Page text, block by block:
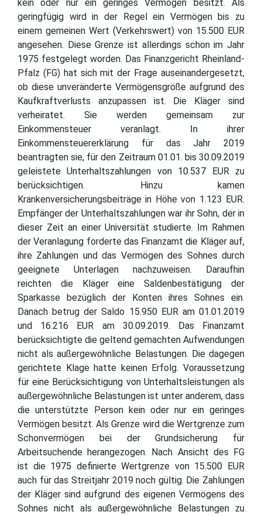
kein oder nur ein geringes Vermögen besitzt. Als
geringfügig wird in der Regel ein Vermögen bis zu
einem gemeinen Wert (Verkehrswert) von 15.500 EUR
angesehen. Diese Grenze ist allerdings schon im Jahr
1975 festgelegt worden. Das Finanzgericht Rheinland-
Pfalz (FG) hat sich mit der Frage auseinandergesetzt,
ob diese unveränderte Vermögensgröße aufgrund des
Kaufkraftverlusts anzupassen ist. Die Kläger sind
verheiratet. Sie werden gemeinsam zur
Einkommensteuer veranlagt. In ihrer
Einkommensteuererklärung für das Jahr 2019
beantragten sie, für den Zeitraum 01.01. bis 30.09.2019
geleistete Unterhaltszahlungen von 10.537 EUR zu
berücksichtigen. Hinzu kamen
Krankenversicherungsbeiträge in Höhe von 1.123 EUR.
Empfänger der Unterhaltszahlungen war ihr Sohn, der in
dieser Zeit an einer Universität studierte. Im Rahmen
der Veranlagung forderte das Finanzamt die Kläger auf,
ihre Zahlungen und das Vermögen des Sohnes durch
geeignete Unterlagen nachzuweisen. Daraufhin
reichten die Kläger eine Saldenbestätigung der
Sparkasse bezüglich der Konten ihres Sohnes ein.
Danach betrug der Saldo 15.950 EUR am 01.01.2019
und 16.216 EUR am 30.09.2019. Das Finanzamt
berücksichtigte die geltend gemachten Aufwendungen
nicht als außergewöhnliche Belastungen. Die dagegen
gerichtete Klage hatte keinen Erfolg. Voraussetzung
für eine Berücksichtigung von Unterhaltsleistungen als
außergewöhnliche Belastungen ist unter anderem, dass
die unterstützte Person kein oder nur ein geringes
Vermögen besitzt. Als Grenze wird die Wertgrenze zum
Schonvermögen bei der Grundsicherung für
Arbeitsuchende herangezogen. Nach Ansicht des FG
ist die 1975 definierte Wertgrenze von 15.500 EUR
auch für das Streitjahr 2019 noch gültig. Die Zahlungen
der Kläger sind aufgrund des eigenen Vermögens des
Sohnes nicht als außergewöhnliche Belastungen zu